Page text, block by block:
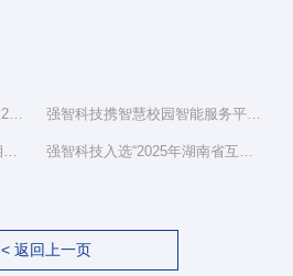
强基聚智 共赴新程 | 强智科技2025年度总结表彰大会隆重举行 强智科技携智慧校园智能服务平台亮相湖南省教育信息化工作研讨会
强智科技连续两年获评“湖南湘江新区民营企业社会责任百强” 强智科技入选“2025年湖南省互联网综合实力前三十家企业”
< 返回上一页